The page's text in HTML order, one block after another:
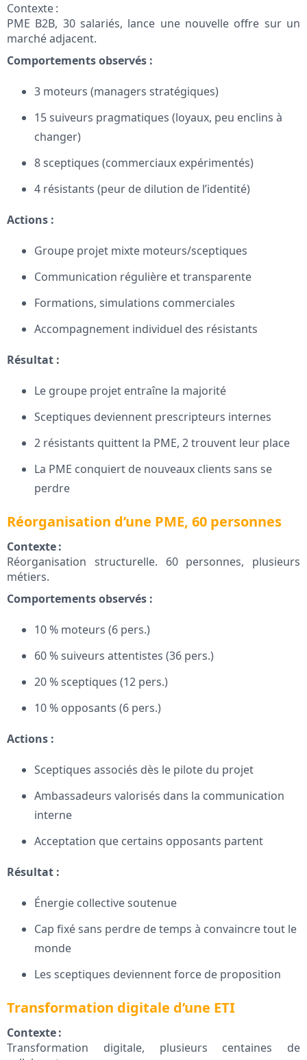
Contexte :
PME B2B, 30 salariés, lance une nouvelle offre sur un
marché adjacent.
Comportements observés :
3 moteurs (managers stratégiques)
15 suiveurs pragmatiques (loyaux, peu enclins à
changer)
8 sceptiques (commerciaux expérimentés)
4 résistants (peur de dilution de l’identité)
Actions :
Groupe projet mixte moteurs/sceptiques
Communication régulière et transparente
Formations, simulations commerciales
Accompagnement individuel des résistants
Résultat :
Le groupe projet entraîne la majorité
Sceptiques deviennent prescripteurs internes
2 résistants quittent la PME, 2 trouvent leur place
La PME conquiert de nouveaux clients sans se
perdre
Réorganisation d’une PME, 60 personnes
Contexte :
Réorganisation structurelle. 60 personnes, plusieurs
métiers.
Comportements observés :
10 % moteurs (6 pers.)
60 % suiveurs attentistes (36 pers.)
20 % sceptiques (12 pers.)
10 % opposants (6 pers.)
Actions :
Sceptiques associés dès le pilote du projet
Ambassadeurs valorisés dans la communication
interne
Acceptation que certains opposants partent
Résultat :
Énergie collective soutenue
Cap fixé sans perdre de temps à convaincre tout le
monde
Les sceptiques deviennent force de proposition
Transformation digitale d’une ETI
Contexte :
Transformation digitale, plusieurs centaines de